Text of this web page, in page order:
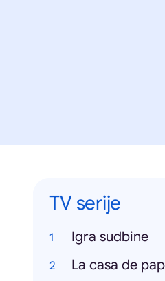
TV serije
Igra sudbine
La casa de